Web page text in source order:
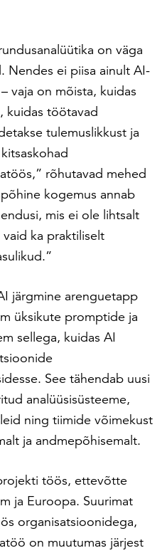
on väga
Nendes ei piisa ainult AI-
vaja on mõista, kuidas
kuidas töötavad
tulemuslikkust ja
rõhutavad mehed
kogemus annab
mis ei ole lihtsalt
ka praktiliselt
järgmine arenguetapp
üksikute promptide ja
sellega, kuidas AI
See tähendab uusi
analüüsisüsteeme,
ning tiimide võimekust
ja andmepõhisemalt.
töös, ettevõtte
ja Euroopa. Suurimat
organisatsioonidega,
on muutumas järjest